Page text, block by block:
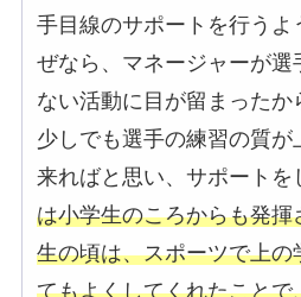
手目線のサポートを行うよ
ぜなら、マネージャーが選
ない活動に目が留まったか
少しでも選手の練習の質が
来ればと思い、サポートを
は小学生のころからも発
生の頃は、スポーツで上
てもよくしてくれたこと